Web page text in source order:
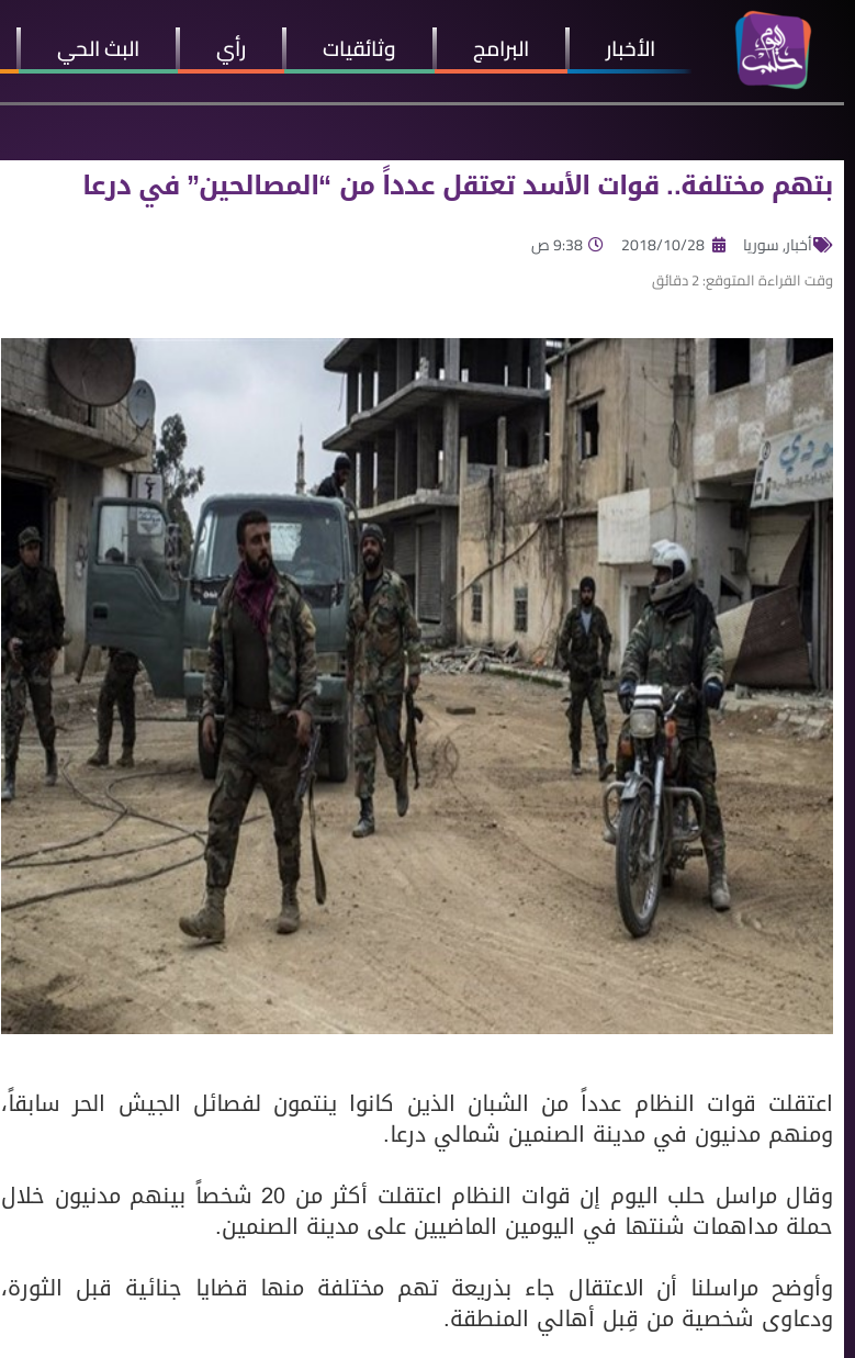
الأخبار البرامج وثائقيات رأي البث الحي
بتهم مختلفة.. قوات الأسد تعتقل عدداً من “المصالحين” في درعا
أخبار,سوريا 2018/10/28 9:38 ص
وقت القراءة المتوقع:2دقائق
اعتقلت قوات النظام عدداً من الشبان الذين كانوا ينتمون لفصائل الجيش الحر سابقاً،
ومنهم مدنيون في مدينة الصنمين شمالي درعا.
وقال مراسل حلب اليوم إن قوات النظام اعتقلت أكثر من 20 شخصاً بينهم مدنيون خلال
حملة مداهمات شنتها في اليومين الماضيين على مدينة الصنمين.
وأوضح مراسلنا أن الاعتقال جاء بذريعة تهم مختلفة منها قضايا جنائية قبل الثورة،
ودعاوى شخصية من قِبل أهالي المنطقة.